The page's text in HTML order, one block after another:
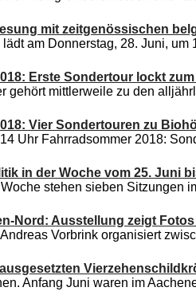
mit zeitgenössischen
am Donnerstag, 28. Juni, um
Erste Sondertour lockt
gehört mittlerweile zu den
Vier Sondertouren zu
Uhr Fahrradsommer 2018:
in der Woche vom 25. Juni
stehen sieben Sitzungen
Nord: Ausstellung zeigt
Vorbrink organisiert
Anfang Juni waren im